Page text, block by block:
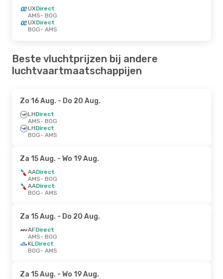
UXDirect
AMS- BOG
UXDirect
BOG- AMS
Beste vluchtprijzen bij andere
luchtvaartmaatschappijen
Zo 16 Aug. - Do 20 Aug.
LHDirect
AMS- BOG
LHDirect
BOG- AMS
Za 15 Aug. - Wo 19 Aug.
AADirect
AMS- BOG
AADirect
BOG- AMS
Za 15 Aug. - Do 20 Aug.
AFDirect
AMS- BOG
KLDirect
BOG- AMS
Za 15 Aug. - Wo 19 Aug.